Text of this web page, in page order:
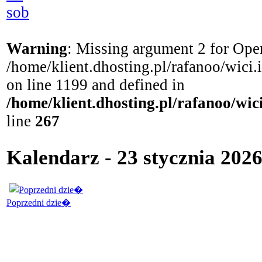
sob
Warning: Missing argument 2 for
/home/klient.dhosting.pl/rafanoo/
on line 1199 and defined in
/home/klient.dhosting.pl/rafanoo/
line 267
Kalendarz - 23 stycznia
Poprzedni dzie�